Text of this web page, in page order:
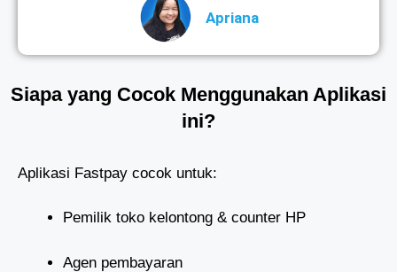
Apriana
Siapa yang Cocok Menggunakan Aplikasi
ini?
Aplikasi Fastpay cocok untuk:
Pemilik toko kelontong & counter HP
Agen pembayaran